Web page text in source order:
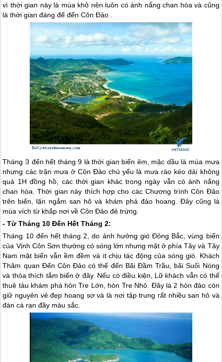
vì thời gian này là mùa khô nên luôn có ánh nắng chan hòa và cũng
là thời gian đáng để đếnCôn Đảo .
Tháng 3 đến hết tháng 9 là thời gian biển êm, mặc dầu là mùa mưa
nhưng các trận mưa ở Côn Đảochủ yếu là mưa rào kéo dài không
quá 1H đồng hồ, các thời gian khác trong ngày vẫn có ánh nắng
chan hòa. Thời gian này thích hợp cho các Chương trìnhCôn Đảo
trên biển, lặn ngắm san hô và khám phá đảo hoang. Đây cũng là
mùa vích từ khắp nơi vềCôn Đảo đẻ trứng.
- Từ Tháng 10 Đến Hết Tháng 2:
Tháng 10 đến hết tháng 2, do ảnh hưởng gió Đông Bắc, vùng biển
của Vịnh Côn Sơn thường có sóng lớn nhưng mặt ở phía Tây và Tây
Nam mặt biển vẫn ềm đềm và ít chịu tác động của sóng gió. Khách
Thăm quan Đến Côn Đảo có thể đến Bãi Đầm Trầu, bãi Suối Nóng
và thỏa thích tắm biển ở đây. Nếu có điều kiện, Lữ khách vẫn có thể
thuê tàu khám phá hòn Tre Lớn, hòn Tre Nhỏ. Đây là 2 hòn đảo còn
giữ nguyên vẻ đẹp hoang sơ và là nơi tập trung rất nhiều san hô và
đàn cá rạn đầy màu sắc.